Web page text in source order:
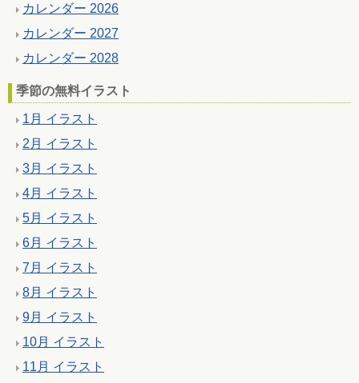
カレンダー 2026
カレンダー 2027
カレンダー 2028
季節の無料イラスト
1月 イラスト
2月 イラスト
3月 イラスト
4月 イラスト
5月 イラスト
6月 イラスト
7月 イラスト
8月 イラスト
9月 イラスト
10月 イラスト
11月 イラスト